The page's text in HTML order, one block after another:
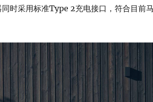
时采用标准Type 2充电接口，符合目前